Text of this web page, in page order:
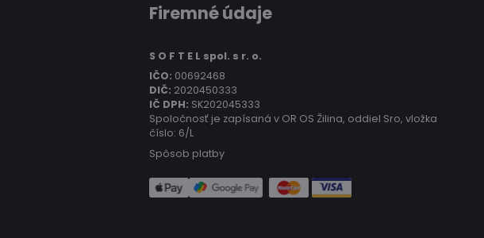
Firemné údaje
S O F T E L spol. s r. o.
IČO: 00692468
DIČ: 2020450333
IČ DPH: SK202045333
Spoločnosť je zapísaná v OR OS Žilina, oddiel Sro, vložka
číslo: 6/L
Spôsob platby